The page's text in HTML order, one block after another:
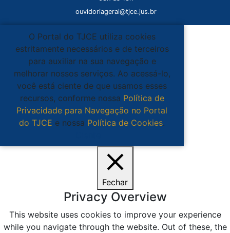
ouvidoriageral@tjce.jus.br
O Portal do TJCE utiliza cookies
estritamente necessários e de terceiros
para auxiliar na sua navegação e
melhorar nossos serviços. Ao acessá-lo,
você está ciente de que usamos esses
recursos, conforme nossa Política de
Privacidade para Navegação no Portal
do TJCE e nossa Política de Cookies.
Fechar
Privacy Overview
This website uses cookies to improve your experience
while you navigate through the website. Out of these, the